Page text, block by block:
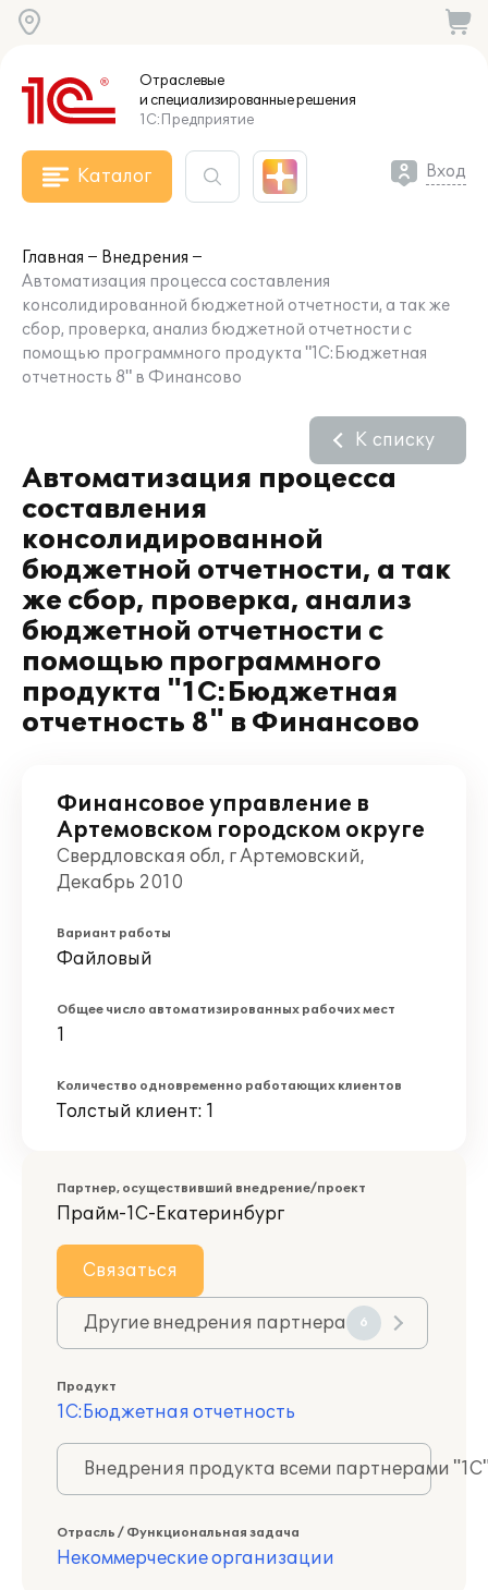
Отраслевые
и специализированныерешения
1С:Предприятие
Каталог Вход
Главная
Внедрения
Автоматизация процесса составления
консолидированной бюджетной отчетности, а так же
сбор, проверка, анализ бюджетной отчетности с
помощью программного продукта "1С:Бюджетная
отчетность 8" в Финансово
Автоматизация процесса
составления
консолидированной
бюджетной отчетности, а так
же сбор, проверка, анализ
бюджетной отчетности с
помощью программного
продукта "1С:Бюджетная
отчетность 8" в Финансово
К списку
Финансовое управление в
Артемовском городском округе
Свердловская обл, г Артемовский,
Декабрь 2010
Вариант работы
Файловый
Общее число автоматизированных рабочих мест
1
Количество одновременно работающих клиентов
Толстый клиент: 1
Партнер, осуществивший внедрение/проект
Прайм-1С-Екатеринбург
Связаться
Другие внедрения партнера 6
Продукт
1С:Бюджетная отчетность
Внедрения продукта всеми партнерами
Отрасль / Функциональная задача
Некоммерческие организации